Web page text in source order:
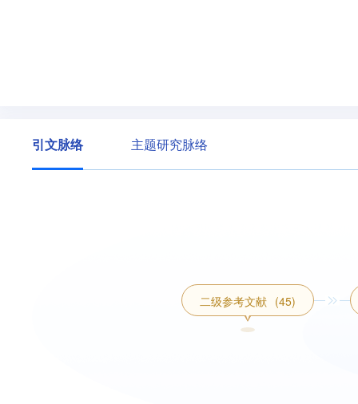
引文脉络 主题研究脉络
二级参考文献 (45)